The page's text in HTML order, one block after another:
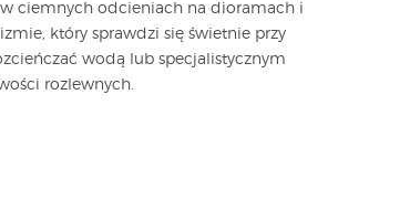
ciemnych odcieniach na dioramach i
który sprawdzi się świetnie przy
wodą lub specjalistycznym
rozlewnych.